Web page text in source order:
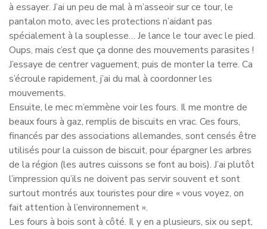
à essayer. J’ai un peu de mal à m’asseoir sur ce tour, le
pantalon moto, avec les protections n’aidant pas
spécialement à la souplesse… Je lance le tour avec le pied.
Oups, mais c’est que ça donne des mouvements parasites !
J’essaye de centrer vaguement, puis de monter la terre. Ca
s’écroule rapidement, j’ai du mal à coordonner les
mouvements.
Ensuite, le mec m’emmène voir les fours. Il me montre de
beaux fours à gaz, remplis de biscuits en vrac. Ces fours,
financés par des associations allemandes, sont censés être
utilisés pour la cuisson de biscuit, pour épargner les arbres
de la région (les autres cuissons se font au bois). J’ai plutôt
l’impression qu’ils ne doivent pas servir souvent et sont
surtout montrés aux touristes pour dire « vous voyez, on
fait attention à l’environnement ».
Les fours à bois sont à côté. Il y en a plusieurs, six ou sept,